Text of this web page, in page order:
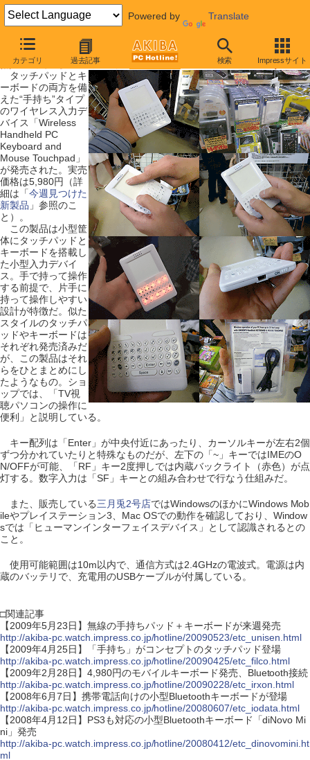
Powered by Translate
カテゴリ 過去記事 検索 Impressサイト
【 2009年5月30日号 】
無線の手持ちパッド＋キーボード発売、TVパソコン向け？
タッチパッドとキ
ーボードの両方を備
えた“手持ち”タイプ
のワイヤレス入力デ
バイス「Wireless
Handheld PC
Keyboard and
Mouse Touchpad」
が発売された。実売
価格は5,980円（詳
細は「今週見つけた
新製品 」参照のこ
と）。
この製品は小型筐
体にタッチパッドと
キーボードを搭載し
た小型入力デバイ
ス。手で持って操作
する前提で、片手に
持って操作しやすい
設計が特徴だ。似た
スタイルのタッチパ
ッドやキーボードは
それぞれ発売済みだ
が、この製品はそれ
らをひとまとめにし
たようなもの。ショ
ップでは、「TV視
聴パソコンの操作に
便利」と説明している。
キー配列は「Enter」が中央付近にあったり、カーソルキーが左右2個
ずつ分かれていたりと特殊なものだが、左下の「~」キーではIMEのO
N/OFFが可能、「RF」キー2度押しでは内蔵バックライト（赤色）が点
灯する。数字入力は「SF」キーとの組み合わせで行なう仕組みだ。
また、販売している三月兎2号店ではWindowsのほかにWindows Mob
ileやプレイステーション3、Mac OSでの動作を確認しており、Window
sでは「ヒューマンインターフェイスデバイス」として認識されるとの
こと。
使用可能範囲は10m以内で、通信方式は2.4GHzの電波式。電源は内
蔵のバッテリで、充電用のUSBケーブルが付属している。
□関連記事
【2009年5月23日】無線の手持ちパッド＋キーボードが来週発売
http://akiba-pc.watch.impress.co.jp/hotline/20090523/etc_unisen.html
【2009年4月25日】「手持ち」がコンセプトのタッチパッド登場
http://akiba-pc.watch.impress.co.jp/hotline/20090425/etc_filco.html
【2009年2月28日】4,980円のモバイルキーボード発売、Bluetooth接続
http://akiba-pc.watch.impress.co.jp/hotline/20090228/etc_irxon.html
【2008年6月7日】携帯電話向けの小型Bluetoothキーボードが登場
http://akiba-pc.watch.impress.co.jp/hotline/20080607/etc_iodata.html
【2008年4月12日】PS3も対応の小型Bluetoothキーボード「diNovo Mi
ni」発売
http://akiba-pc.watch.impress.co.jp/hotline/20080412/etc_dinovomini.ht
ml